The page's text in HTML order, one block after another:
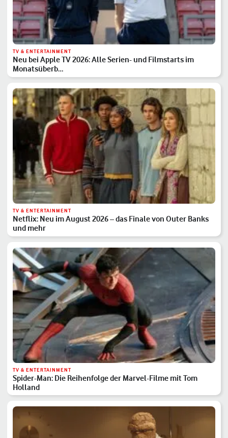
TV & ENTERTAINMENT
Neu bei Apple TV 2026: Alle Serien- und Filmstarts im
Monatsüberb…
TV & ENTERTAINMENT
Netflix: Neu im August 2026 – das Finale von Outer Banks
und mehr
TV & ENTERTAINMENT
Spider-Man: Die Reihenfolge der Marvel-Filme mit Tom
Holland